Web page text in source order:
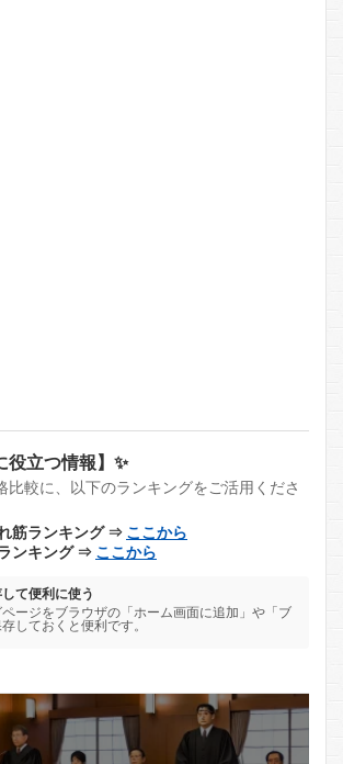
役立つ情報】✨
比較に、以下のランキングをご活用くださ
筋ランキング ⇒ ここから
ンキング ⇒ ここから
て便利に使う
ージをブラウザの「ホーム画面に追加」や「ブ
しておくと便利です。